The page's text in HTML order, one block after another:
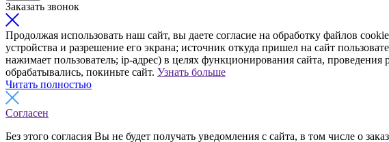
Заказать звонок
Продолжая использовать наш сайт, вы даете согласие на обработку файлов
устройства и разрешение его экрана; источник откуда пришел на сайт
нажимает пользователь; ip-адрес) в целях функционирования сайта,
обрабатывались, покиньте сайт. Узнать больше
Читать полностью
Согласен
Без этого согласия Вы не будет получать уведомления с сайта, в том числе о